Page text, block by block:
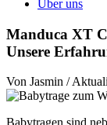
Über uns
Manduca XT
Unsere
Von Jasmin /